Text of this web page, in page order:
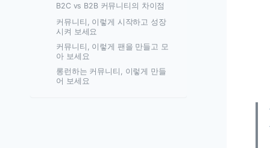
B2C vs B2B 커뮤니티의 차이점
커뮤니티, 이렇게 시작하고 성장
시켜 보세요
커뮤니티, 이렇게 팬을 만들고 모
아 보세요
롱런하는 커뮤니티, 이렇게 만들
어 보세요